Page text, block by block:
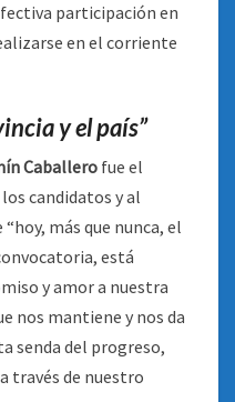
participación en
en el corriente
y el país”
Caballerofue el
candidatos y al
más que nunca, el
está
y amor a nuestra
nos mantiene y nos da
senda del progreso,
través de nuestro